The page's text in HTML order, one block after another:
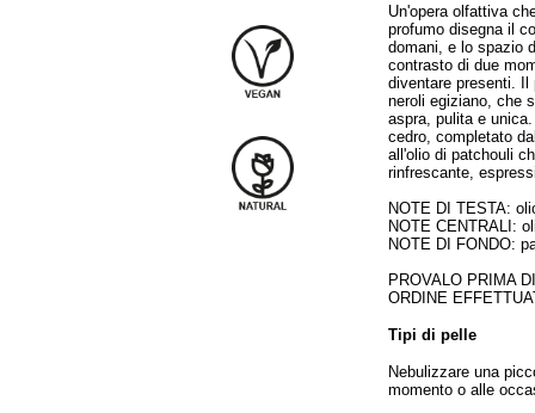
Un'opera olfattiva
profumo disegna il
domani, e lo spazio
contrasto di due
diventare presenti. Il
neroli egiziano, che
aspra, pulita e
cedro, completato
all'olio di patchouli
rinfrescante,
NOTE DI TESTA:
NOTE CENTRALI:
NOTE DI FONDO:
PROVALO PRIMA
ORDINE
Tipi di pelle
Nebulizzare una
momento o alle